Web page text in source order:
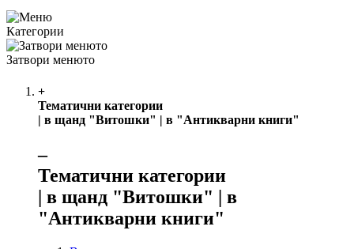
Категории
Затвори менюто
+
Тематични категории
| в щанд "Витошки" | в "Антикварни книги"
‒
Тематични категории
| в щанд "Витошки" | в
"Антикварни книги"